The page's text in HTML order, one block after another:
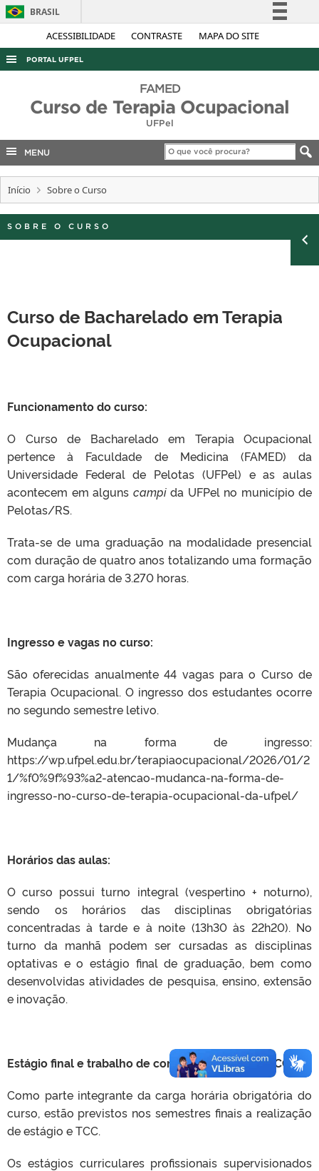
ACESSIBILIDADE CONTRASTE MAPA DO SITE
BRASIL
Simplifique!
Acesso à informação
Legislação
Canais
PORTAL UFPEL
AUDITORIA
CONCURSOS
INTERNACIONAL
OUVIDORIA
FAMED
Curso de Terapia Ocupacional
UFPel
MENU
Início Sobre o Curso
SOBRE O CURSO
Curso de Bacharelado em Terapia
Ocupacional
Funcionamento do curso:
O Curso de Bacharelado em Terapia Ocupacional
pertence à Faculdade de Medicina (FAMED) da
Universidade Federal de Pelotas (UFPel) e as aulas
acontecem em alguns campida UFPel no município de
Pelotas/RS.
Trata-se de uma graduação na modalidade presencial
com duração de quatro anos totalizando uma formação
com carga horária de 3.270 horas.
Ingresso e vagas no curso:
São oferecidas anualmente 44 vagas para o Curso de
Terapia Ocupacional. O ingresso dos estudantes ocorre
no segundo semestre letivo.
Mudança na forma de ingresso:
https://wp.ufpel.edu.br/terapiaocupacional/2026/01/2
1/%f0%9f%93%a2-atencao-mudanca-na-forma-de-
ingresso-no-curso-de-terapia-ocupacional-da-ufpel/
Horários das aulas:
O curso possui turno integral (vespertino + noturno),
sendo os horários das disciplinas obrigatórias
concentradas à tarde e à noite (13h30 às 22h20). No
turno da manhã podem ser cursadas as disciplinas
optativas e o estágio final de graduação, bem como
desenvolvidas atividades de pesquisa, ensino, extensão
e inovação.
Estágio final e trabalho de conclusão de curso (TCC):
Como parte integrante da carga horária obrigatória do
curso, estão previstos nos semestres finais a realização
de estágio e TCC.
Os estágios curriculares profissionais supervisionados